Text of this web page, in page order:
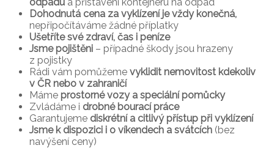
Dohodnutá cena za vyklízení je vždy konečná,
nepřipočítáváme žádné příplatky
Ušetříte své zdraví, čas i peníze
Jsme pojištěni – případné škody jsou hrazeny
z pojistky
Rádi vám pomůžeme vyklidit nemovitost kdekoliv
v ČR nebo v zahraničí
Máme prostorné vozy a speciální pomůcky
Zvládáme i drobné bourací práce
Garantujeme diskrétní a citlivý přístup při vyklízení
Jsme k dispozici i o víkendech a svátcích (bez
navýšení ceny)